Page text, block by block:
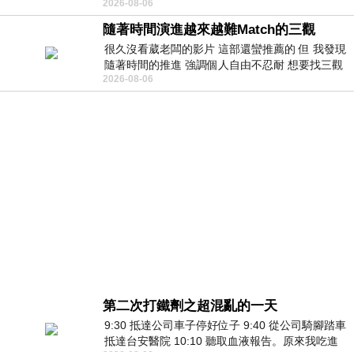
昨中
2026-08-06
隨著時間演進越來越難Match的三觀
很久沒看葳老闆的影片 這部還蠻推薦的 但 我發現
隨著時間的推進 強調個人自由不忍耐 想要找三觀
接近的不要說對象 連朋友都超
2026-08-06
第二次打鐵劑之超混亂的一天
9:30 抵達公司車子停好位子 9:40 從公司騎腳踏車
抵達台安醫院 10:10 聽取血液報告。原來我吃進